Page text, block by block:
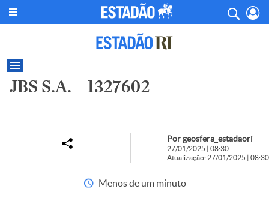
JBS S.A. – 1327602
Por geosfera_estadaori
27/01/2025 | 08:30
Atualização: 27/01/2025 | 08:30
Menos de um minuto